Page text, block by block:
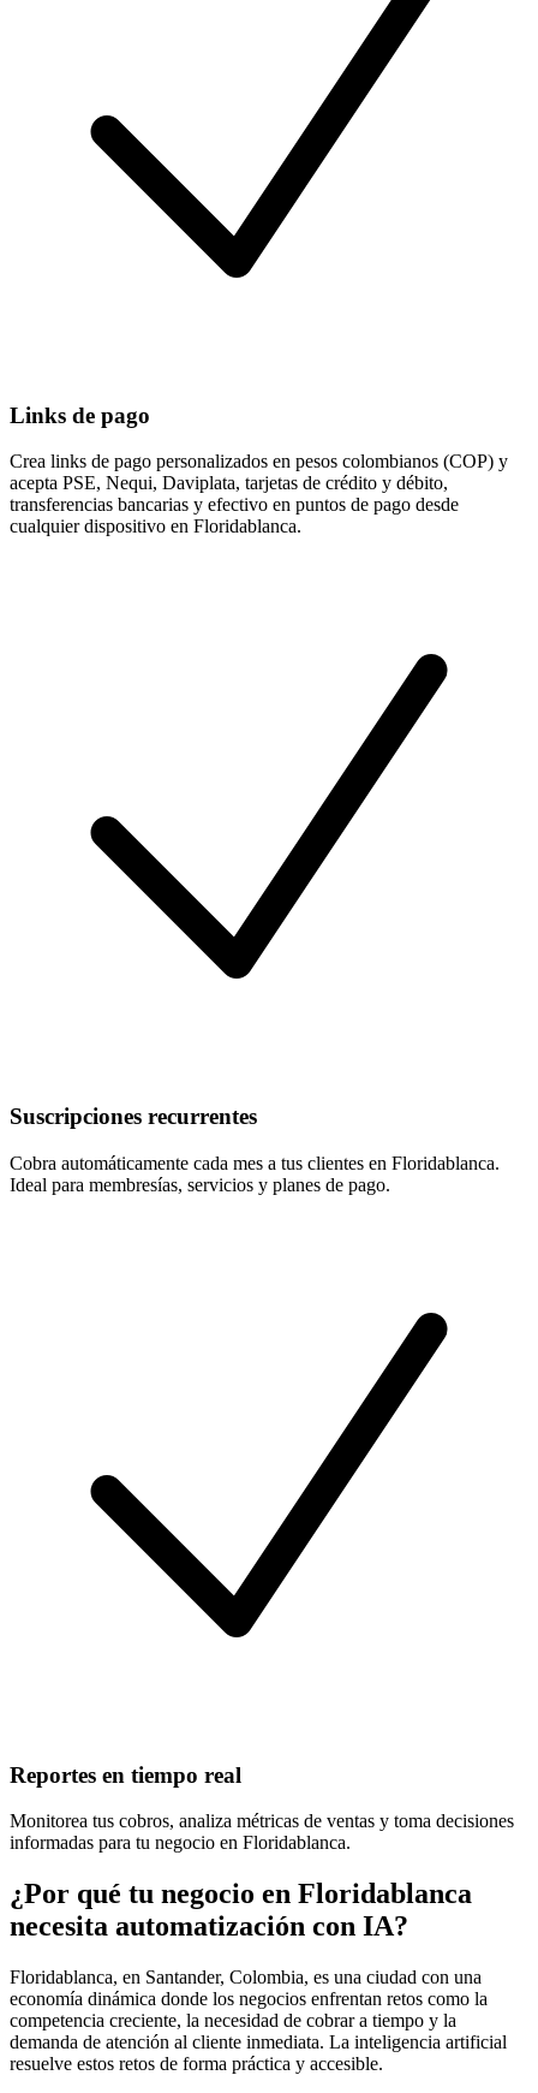
Links de pago
Crea links de pago personalizados en pesos colombianos (COP) y
acepta PSE, Nequi, Daviplata, tarjetas de crédito y débito,
transferencias bancarias y efectivo en puntos de pago desde
cualquier dispositivo en Floridablanca.
Suscripciones recurrentes
Cobra automáticamente cada mes a tus clientes en Floridablanca.
Ideal para membresías, servicios y planes de pago.
Reportes en tiempo real
Monitorea tus cobros, analiza métricas de ventas y toma decisiones
informadas para tu negocio en Floridablanca.
¿Por qué tu negocio en Floridablanca
necesita automatización con IA?
Floridablanca, en Santander, Colombia, es una ciudad con una
economía dinámica donde los negocios enfrentan retos como la
competencia creciente, la necesidad de cobrar a tiempo y la
demanda de atención al cliente inmediata. La inteligencia artificial
resuelve estos retos de forma práctica y accesible.